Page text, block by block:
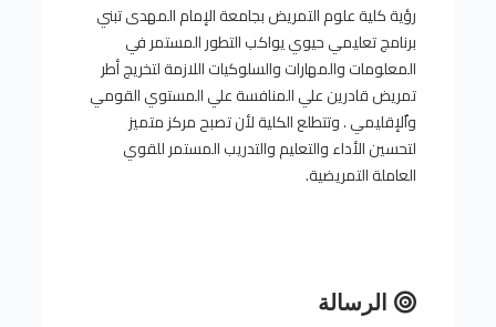
رؤية كلية علوم التمريض بجامعة الإمام المهدى تبني
برنامج تعليمي حيوي يواكب التطور المستمر في
المعلومات والمهارات والسلوكيات اللازمة لتخريج أطر
تمريض قادرين علي المنافسة علي المستوي القومي
واٌلإقليمي . وتتطلع الكلية لأن تصبح مركز متميز
لتحسين الأداء والتعليم والتدريب المستمر للقوي
العاملة التمريضية.
الرسالة